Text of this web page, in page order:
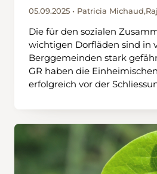
05.09.2025 • Patricia
Die für den sozialen
wichtigen Dorfläden sind in
Berggemeinden stark
GR haben die
erfolgreich vor der